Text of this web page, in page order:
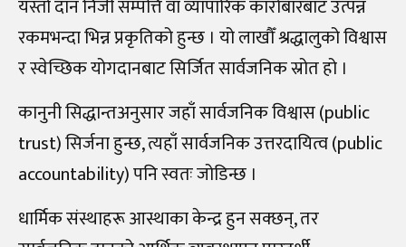
यस्तो दान निजी सम्पत्ति वा व्यापारिक कारोबारबाट उत्पन्न
रकमभन्दा भिन्न प्रकृतिको हुन्छ । यो लाखौँ श्रद्धालुको विश्वास
र स्वेच्छिक योगदानबाट सिर्जित सार्वजनिक स्रोत हो ।
कानुनी सिद्धान्तअनुसार जहाँ सार्वजनिक विश्वास (public
trust) सिर्जना हुन्छ, त्यहाँ सार्वजनिक उत्तरदायित्व (public
accountability) पनि स्वतः जोडिन्छ ।
धार्मिक संस्थाहरू आस्थाका केन्द्र हुन सक्छन्, तर